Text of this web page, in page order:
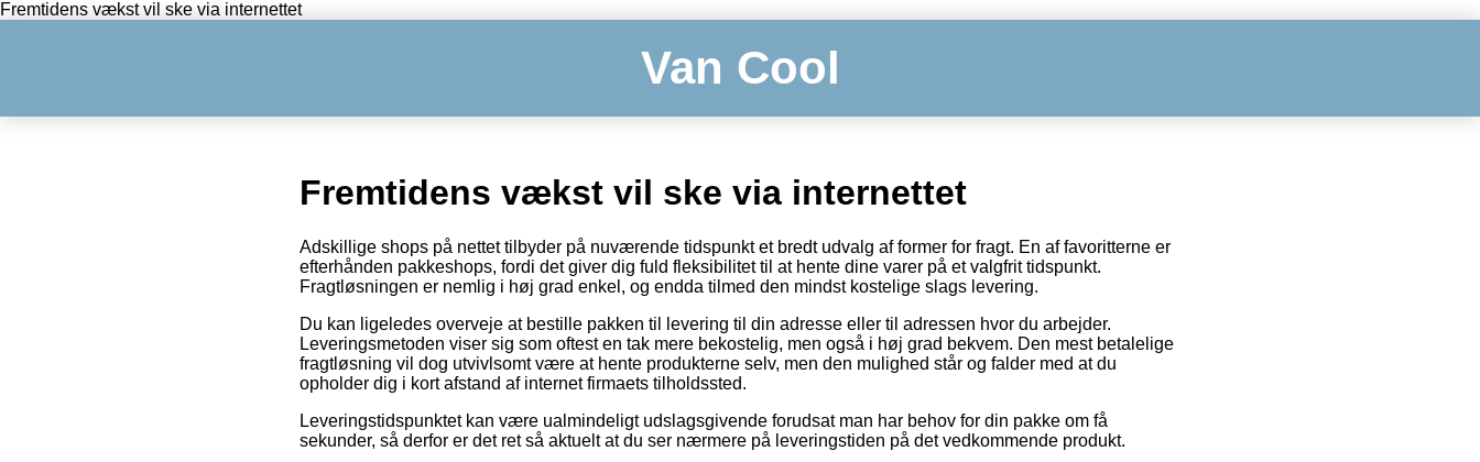
Fremtidens vækst vil ske via internettet
Van Cool
Fremtidens vækst vil ske via internettet
Adskillige shops på nettet tilbyder på nuværende tidspunkt et bredt udvalg af former for fragt. En af favoritterne er
efterhånden pakkeshops, fordi det giver dig fuld fleksibilitet til at hente dine varer på et valgfrit tidspunkt.
Fragtløsningen er nemlig i høj grad enkel, og endda tilmed den mindst kostelige slags levering.
Du kan ligeledes overveje at bestille pakken til levering til din adresse eller til adressen hvor du arbejder.
Leveringsmetoden viser sig som oftest en tak mere bekostelig, men også i høj grad bekvem. Den mest betalelige
fragtløsning vil dog utvivlsomt være at hente produkterne selv, men den mulighed står og falder med at du
opholder dig i kort afstand af internet firmaets tilholdssted.
Leveringstidspunktet kan være ualmindeligt udslagsgivende forudsat man har behov for din pakke om få
sekunder, så derfor er det ret så aktuelt at du ser nærmere på leveringstiden på det vedkommende produkt.